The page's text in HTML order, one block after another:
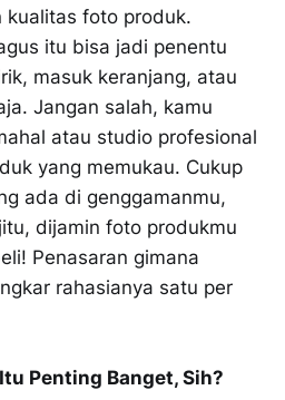
kualitas foto produk.
itu bisa jadi penentu
masuk keranjang, atau
Jangan salah, kamu
atau studio profesional
yang memukau. Cukup
ada di genggamanmu,
dijamin foto produkmu
Penasaran gimana
rahasianya satu per
Penting Banget, Sih?